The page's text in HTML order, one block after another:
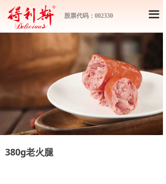
股票代码：002330 끀
380g老火腿